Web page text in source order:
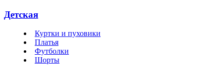
Детская
Куртки и пуховики
Платья
Футболки
Шорты